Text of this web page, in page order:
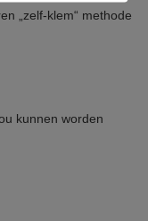
„zelf-klem“ methode
kunnen worden